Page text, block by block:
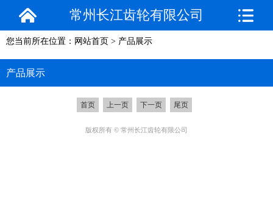
常州长江齿轮有限公司
您当前所在位置： 网站首页 > 产品展示
产品展示
首页 上一页 下一页 尾页
版权所有 © 常州长江齿轮有限公司